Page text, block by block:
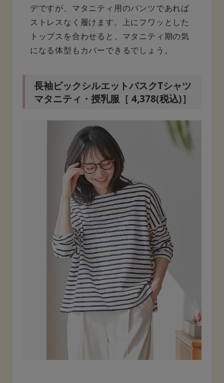
デですが、マタニティ用のパンツであれば
ストレスなく履けます。上にフワッとした
トップスを合わせると、マタニティ期の気
になる体型もカバーできるでしょう。
長袖ビックシルエットバスクTシャツ
マタニティ・授乳服［ 4,378(税込)］